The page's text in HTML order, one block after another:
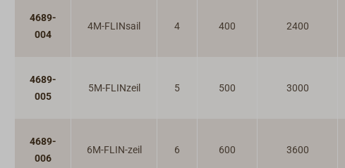
4689-
004
4M-FLINsail 4 400 2400
4689-
005
5M-FLINzeil 5 500 3000
4689-
006
6M-FLIN-zeil 6 600 3600